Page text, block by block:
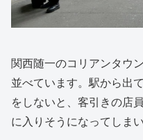
関西随一のコリアンタウ
並べています。駅から出
をしないと、客引きの店
に入りそうになってしまい